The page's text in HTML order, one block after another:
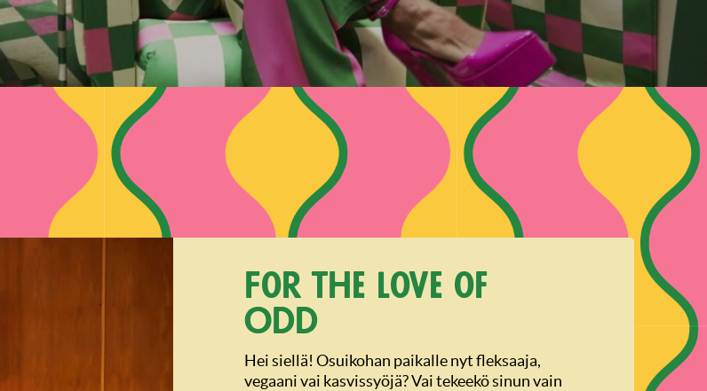
For the love of
Odd
Hei siellä! Osuikohan paikalle nyt fleksaaja,
vegaani vai kasvissyöjä? Vai tekeekö sinun vain